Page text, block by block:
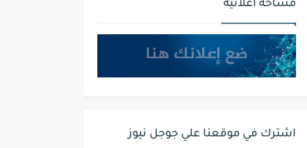
مساحة اعلانية
اشترك في موقعنا علي جوجل نيوز